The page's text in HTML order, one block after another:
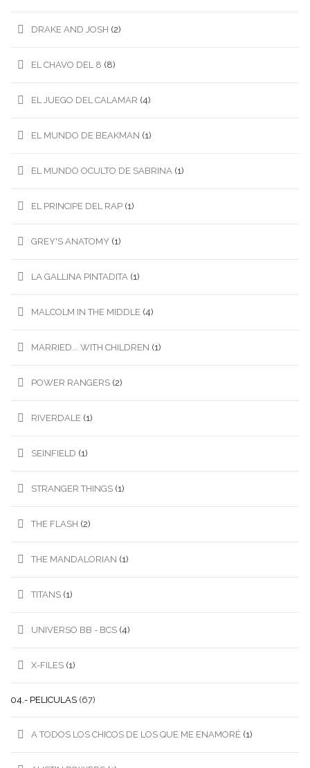
DRAKE AND JOSH (2)
EL CHAVO DEL 8 (8)
EL JUEGO DEL CALAMAR (4)
EL MUNDO DE BEAKMAN (1)
EL MUNDO OCULTO DE SABRINA (1)
EL PRINCIPE DEL RAP (1)
GREY'S ANATOMY (1)
LA GALLINA PINTADITA (1)
MALCOLM IN THE MIDDLE (4)
MARRIED... WITH CHILDREN (1)
POWER RANGERS (2)
RIVERDALE (1)
SEINFIELD (1)
STRANGER THINGS (1)
THE FLASH (2)
THE MANDALORIAN (1)
TITANS (1)
UNIVERSO BB - BCS (4)
X-FILES (1)
04.- PELICULAS (67)
A TODOS LOS CHICOS DE LOS QUE ME ENAMORÉ (1)